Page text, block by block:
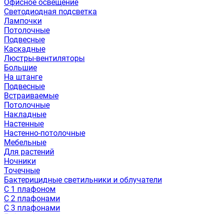
Офисное освещение
Светодиодная подсветка
Лампочки
Потолочные
Подвесные
Каскадные
Люстры-вентиляторы
Большие
На штанге
Подвесные
Встраиваемые
Потолочные
Накладные
Настенные
Настенно-потолочные
Мебельные
Для растений
Ночники
Точечные
Бактерицидные светильники и облучатели
С 1 плафоном
С 2 плафонами
С 3 плафонами